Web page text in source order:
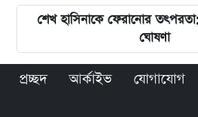
শেখ হাসিনাকে ফেরানোর তৎপরতা:
ঘোষণা
প্রচ্ছদ আর্কাইভ যোগাযোগ